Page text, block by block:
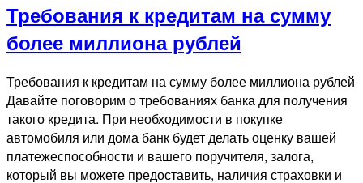
Требования к кредитам на сумму
более миллиона рублей
Требования к кредитам на сумму более миллиона рублей
Давайте поговорим о требованиях банка для получения
такого кредита. При необходимости в покупке
автомобиля или дома банк будет делать оценку вашей
платежеспособности и вашего поручителя, залога,
который вы можете предоставить, наличия страховки и